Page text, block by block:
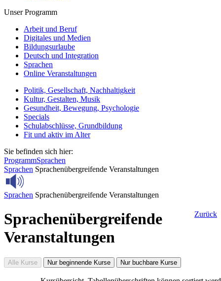
Unser Programm
Arbeit und Beruf
Digitales und Medien
Bildungsurlaube
Deutsch und Integration
Sprachen
Online Veranstaltungen
Politik, Gesellschaft, Nachhaltigkeit
Kultur, Gestalten, Musik
Gesundheit, Bewegung, Psychologie
Specials
Schulabschlüsse, Grundbildung
Fit und aktiv im Alter
Sie befinden sich hier:
ProgrammSprachen
Sprachen Sprachenübergreifende Veranstaltungen
Sprachen Sprachenübergreifende Veranstaltungen
Zurück
Sprachenübergreifende
Veranstaltungen
Alle Kurse Nur beginnende Kurse Nur buchbare Kurse